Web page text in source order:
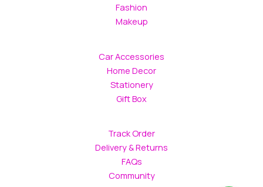
Fashion
Makeup
Car Accessories
Home Decor
Stationery
Gift Box
Track Order
Delivery & Returns
FAQs
Community